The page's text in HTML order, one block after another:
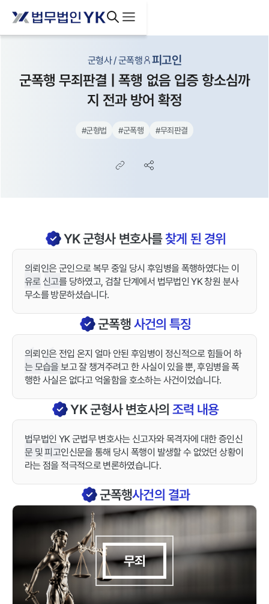
군형사 / 군폭행 피고인
군폭행 무죄판결 | 폭행 없음 입증 항소심까
지 전과 방어 확정
#군형법 #군폭행 #무죄판결
YK군형사변호사를찾게 된 경위
의뢰인은 군인으로 복무 중일 당시 후임병을 폭행하였다는 이
유로 신고를 당하였고, 검찰 단계에서 법무법인 YK 창원 분사
무소를 방문하셨습니다.
군폭행사건의 특징
의뢰인은 전입 온지 얼마 안된 후임병이 정신적으로 힘들어 하
는 모습을 보고 잘 챙겨주려고 한 사실이 있을 뿐, 후임병을 폭
행한 사실은 없다고 억울함을 호소하는 사건이었습니다.
YK군형사변호사의조력 내용
법무법인 YK 군법무 변호사는 신고자와 목격자에 대한 증인신
문 및 피고인신문을 통해 당시 폭행이 발생할 수 없었던 상황이
라는 점을 적극적으로 변론하였습니다.
군폭행사건의 결과
무죄